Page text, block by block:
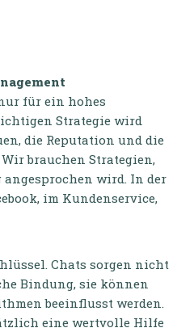
für ein hohes
Strategie wird
die Reputation und die
brauchen Strategien,
wird. In der
im Kundenservice,
Chats sorgen nicht
Bindung, sie können
beeinflusst werden.
eine wertvolle Hilfe